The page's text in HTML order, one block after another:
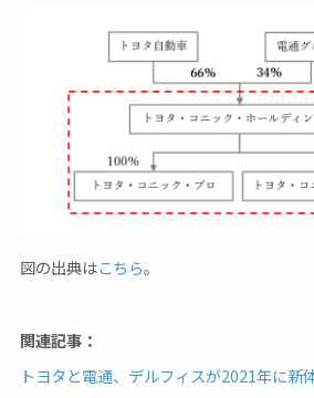
図の出典はこちら。
関連記事：
トヨタと電通、デルフィスが2021年に新